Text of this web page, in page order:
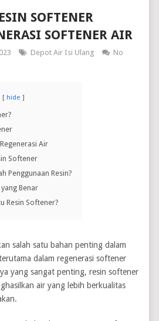
SOFTENER
SOFTENER AIR
Depot Air Isi Ulang
No
hide
Air
Softener
Penggunaan Resin?
Benar
Resin Softener?
salah satu bahan penting dalam
dalam regenerasi softener
yang sangat penting, resin softener
air yang lebih berkualitas